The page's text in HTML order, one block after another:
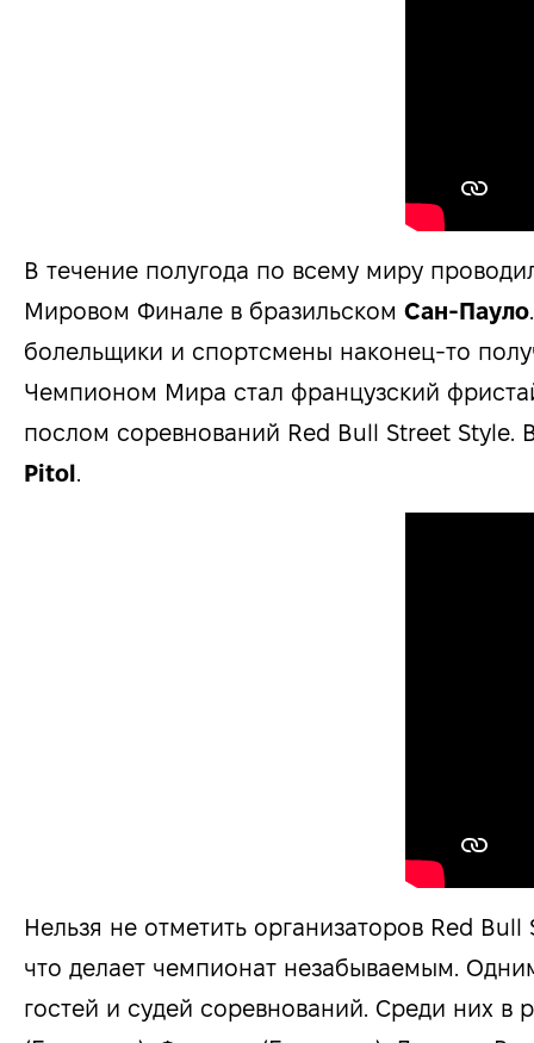
В течение полугода по всему миру
Мировом Финале в бразильском Сан-Пауло
болельщики и спортсмены наконец-то
Чемпионом Мира стал французский
послом соревнований Red Bull Street
Pitol.
Нельзя не отметить организаторов Red
что делает чемпионат незабываемым.
гостей и судей соревнований. Среди них в